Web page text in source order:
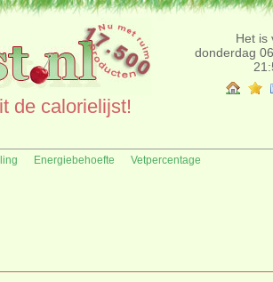
Het is
donderdag
de calorielijst!
Energiebehoefte Vetpercentage